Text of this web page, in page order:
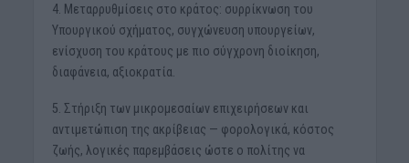
4. Μεταρρυθμίσεις στο κράτος: συρρίκνωση του
Υπουργικού σχήματος, συγχώνευση υπουργείων,
ενίσχυση του κράτους με πιο σύγχρονη διοίκηση,
διαφάνεια, αξιοκρατία.
5. Στήριξη των μικρομεσαίων επιχειρήσεων και
αντιμετώπιση της ακρίβειας — φορολογικά, κόστος
ζωής, λογικές παρεμβάσεις ώστε ο πολίτης να